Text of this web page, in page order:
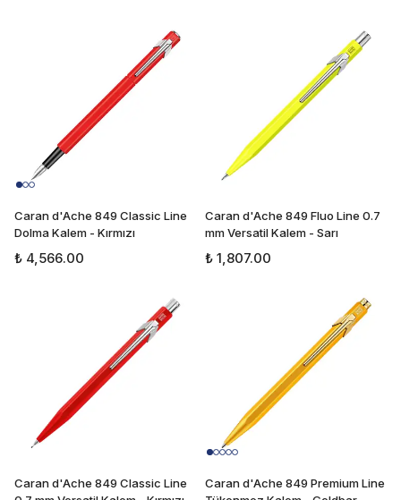
Caran d'Ache 849 Classic Line
Dolma Kalem - Kırmızı
₺ 4,566.00
Caran d'Ache 849 Fluo Line 0.7
mm Versatil Kalem - Sarı
₺ 1,807.00
Caran d'Ache 849 Classic Line
Caran d'Ache 849 Premium Line